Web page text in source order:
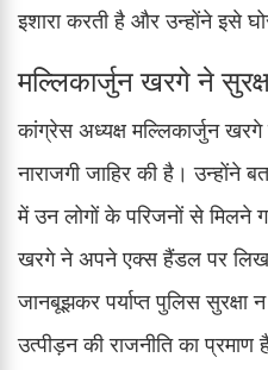
इशारा करती है और उन्होंने इसे
मल्लिकार्जुन खरगे ने
कांग्रेस अध्यक्ष मल्लिकार्जुन
नाराजगी जाहिर की है। उन्होंने
में उन लोगों के परिजनों से मिलने
खरगे ने अपने एक्स हैंडल पर लिखा
जानबूझकर पर्याप्त पुलिस सुरक्षा
उत्पीड़न की राजनीति का प्रमाण